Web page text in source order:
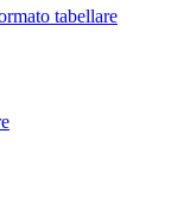
tabellare